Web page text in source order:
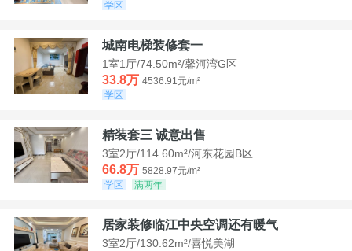
学区
城南电梯装修套一
1室1厅/74.50m²/馨河湾G区
33.8万 4536.91元/m²
学区
精装套三 诚意出售
3室2厅/114.60m²/河东花园B区
66.8万 5828.97元/m²
学区
满两年
居家装修临江中央空调还有暖气
3室2厅/130.62m²/喜悦美湖